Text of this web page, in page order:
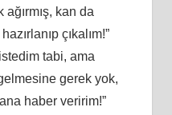
ağırmış, kan da
çıkalım!”
tabi, ama
gerek yok,
haber veririm!”